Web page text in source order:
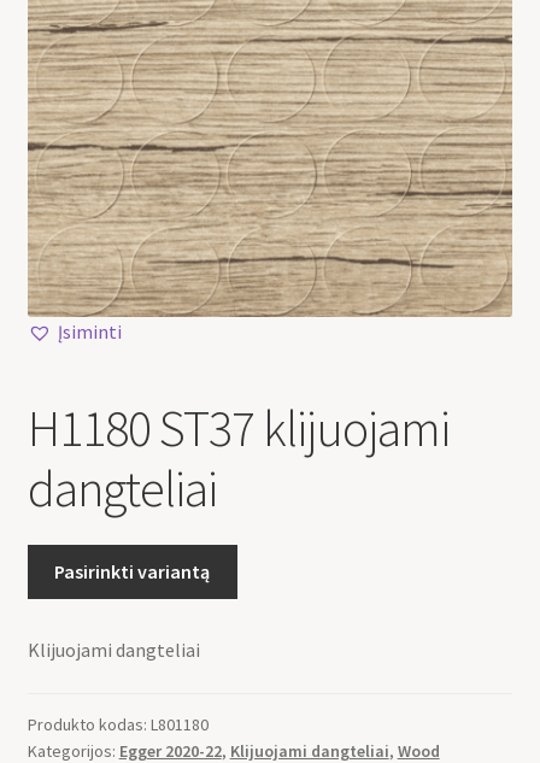
Įsiminti
H1180 ST37 klijuojami
dangteliai
Pasirinkti variantą
Klijuojami dangteliai
Produkto kodas: L801180
Kategorijos: Egger 2020-22, Klijuojami dangteliai, Wood